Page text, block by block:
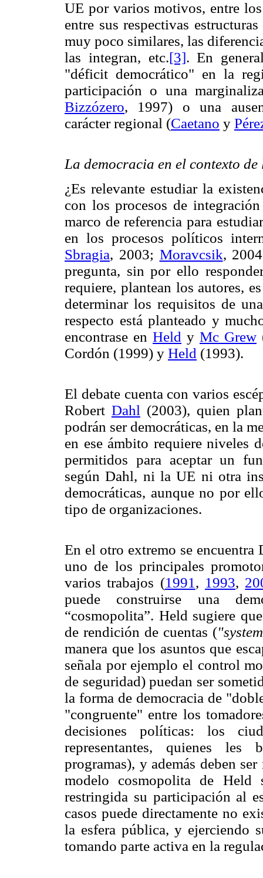
UE por varios motivos, entre los
entre sus respectivas
muy poco similares, las
las integran, etc.[3]. En
"déficit democrático" en la
participación o una
Bizzózero, 1997) o una
carácter regional (Caetano y
La democracia en el contexto
¿Es relevante estudiar la
con los procesos de
marco de referencia para
en los procesos políticos
Sbragia, 2003; Moravcsik,
pregunta, sin por ello
requiere, plantean los autores,
determinar los requisitos de
respecto está planteado y
encontrase en Held y Mc Grew
Cordón (1999) y Held (1993).
El debate cuenta con varios
Robert Dahl (2003), quien
podrán ser democráticas, en la
en ese ámbito requiere niveles
permitidos para aceptar un
según Dahl, ni la UE ni otra
democráticas, aunque no por
tipo de organizaciones.
En el otro extremo se
uno de los principales
varios trabajos (1991 , 1993,
puede construirse una
“cosmopolita”. Held sugiere
de rendición de cuentas (
manera que los asuntos que
señala por ejemplo el control
de seguridad) puedan ser
la forma de democracia de
"congruente" entre los
decisiones políticas: los
representantes, quienes les
programas), y además deben
modelo cosmopolita de Held
restringida su participación al
casos puede directamente no
la esfera pública, y ejerciendo
tomando parte activa en la